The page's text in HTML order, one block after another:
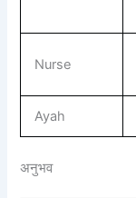
Nurse
Ayah
अनुभव